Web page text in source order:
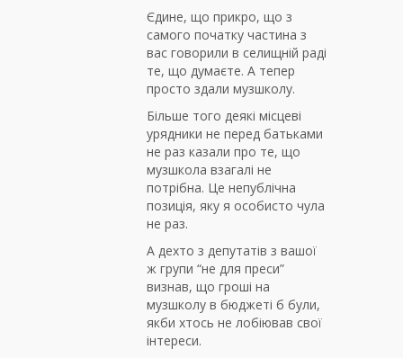
Єдине, що прикро, що з
самого початку частина з
вас говорили в селищній раді
те, що думаєте. А тепер
просто здали музшколу.
Більше того деякі місцеві
урядники не перед батьками
не раз казали про те, що
музшкола взагалі не
потрібна. Це непублічна
позиція, яку я особисто чула
не раз.
А дехто з депутатів з вашої
ж групи “не для преси”
визнав, що гроші на
музшколу в бюджеті б були,
якби хтось не лобіював свої
інтереси.